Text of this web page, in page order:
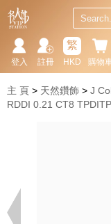
購物
繁
HKD
註冊
登入
主 頁 天然鑽飾 J
RDDI 0.21 CT8